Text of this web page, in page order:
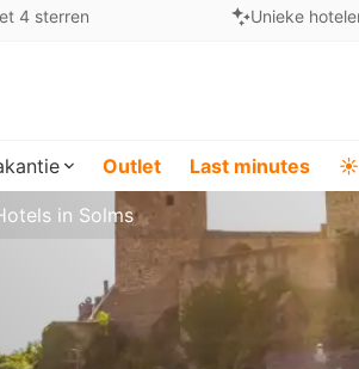
4 sterren Unieke
Outlet Last minutes ☀️
in Solms